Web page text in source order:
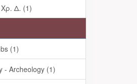
Δ. (1)
(1)
- Archeology (1)